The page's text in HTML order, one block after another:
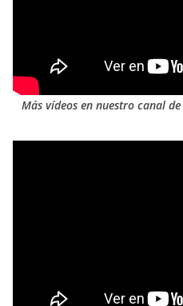
Más vídeos en nuestro canal de